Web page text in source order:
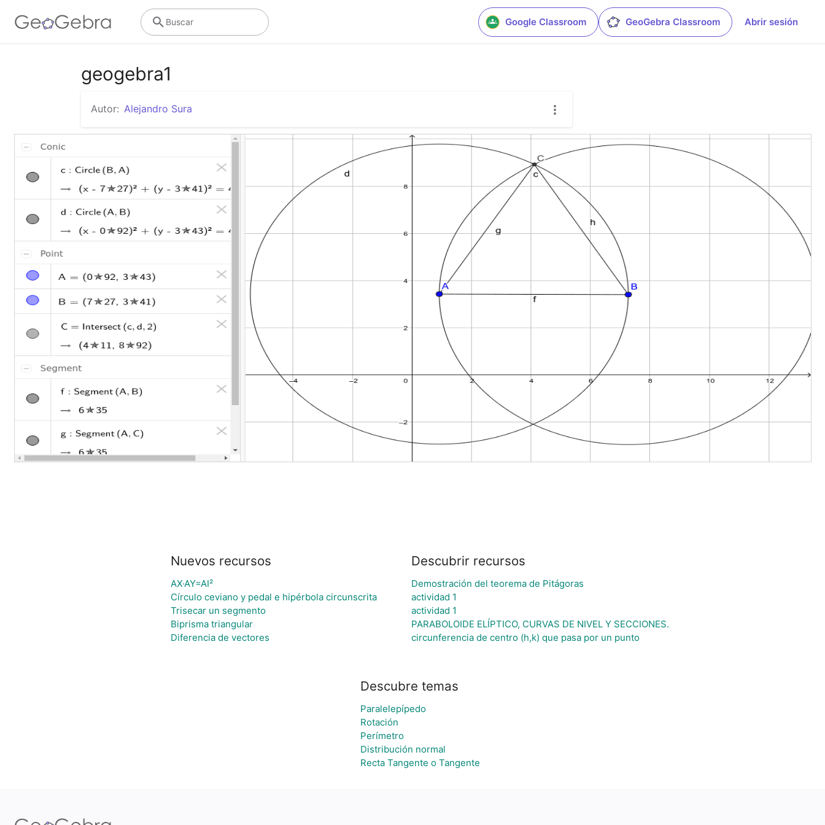
Google Classroom GeoGebra Classroom Abrir sesión
Buscar
geogebra1
Autor: Alejandro Sura
Nuevos recursos
AX·AY=AI²
Círculo ceviano y pedal e hipérbola circunscrita
Trisecar un segmento
Biprisma triangular
Diferencia de vectores
Descubrir recursos
Demostración del teorema de Pitágoras
actividad 1
actividad 1
PARABOLOIDE ELÍPTICO, CURVAS DE NIVEL Y SECCIONES.
circunferencia de centro (h,k) que pasa por un punto
Descubre temas
Paralelepípedo
Rotación
Perímetro
Distribución normal
Recta Tangente o Tangente